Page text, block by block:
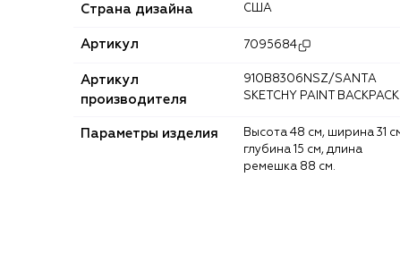
Страна дизайна США
Артикул 7095684
Артикул
производителя
910B8306NSZ/SANTA
SKETCHY PAINT BACKPACK
Параметры изделия
Высота 48 см, ширина 31 см,
глубина 15 см, длина
ремешка 88 см.